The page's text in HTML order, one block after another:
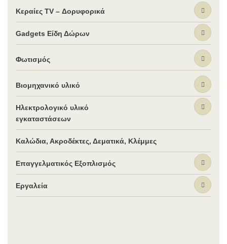
Κεραίες TV – Δορυφορικά
Gadgets Είδη Δώρων
Φωτισμός
Βιομηχανικό υλικό
Ηλεκτρολογικό υλικό
εγκαταστάσεων
Καλώδια, Ακροδέκτες, Δεματικά, Κλέμμες
Επαγγελματικός Εξοπλισμός
Εργαλεία